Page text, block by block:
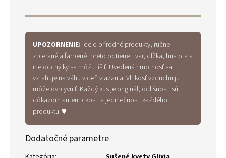
UPOZORNENIE: Ide o prírodné produkty, ručne
zbierané a farbené, preto odtiene, tvar, dĺžka, hustota a
iné odchýlky sa môžu líšiť. Uvedená hmotnosť sa
vzťahuje na váhu v deň viazania. Vlhkosť vzduchu ju
môže ovplyvniť. Každý kus je originál, odlišnosti sú
dôkazom autentickosti a jedinečnosti každého
produktu. ♥
Dodatočné parametre